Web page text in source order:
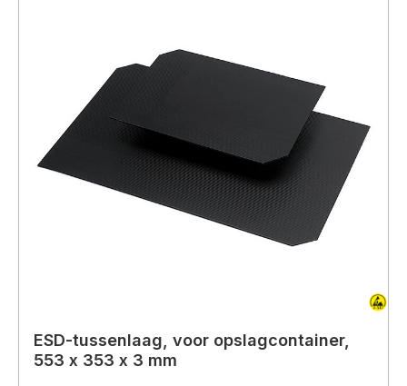
ESD-tussenlaag, voor opslagcontainer,
553 x 353 x 3 mm